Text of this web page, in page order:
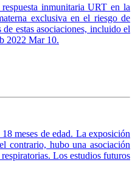
inmunitaria URT en la
exclusiva en el riesgo de
estas asociaciones, incluido el
2022 Mar 10.
meses de edad. La exposición
contrario, hubo una asociación
Los estudios futuros